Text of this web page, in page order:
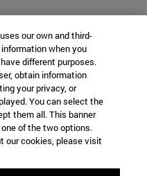
our own and third-
when you
different purposes.
obtain information
your privacy, or
You can select the
them all. This banner
of the two options.
our cookies, please visit